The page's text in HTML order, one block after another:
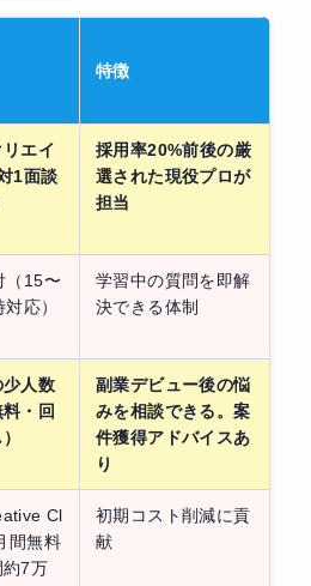
特徴
エイ
1面談
採用率20%前後の厳
選された現役プロが
担当
（15〜
応）
学習中の質問を即解
決できる体制
少人数
・回
副業デビュー後の悩
みを相談できる。案
件獲得アドバイスあ
り
Cl
間無料
約7万
初期コスト削減に貢
献